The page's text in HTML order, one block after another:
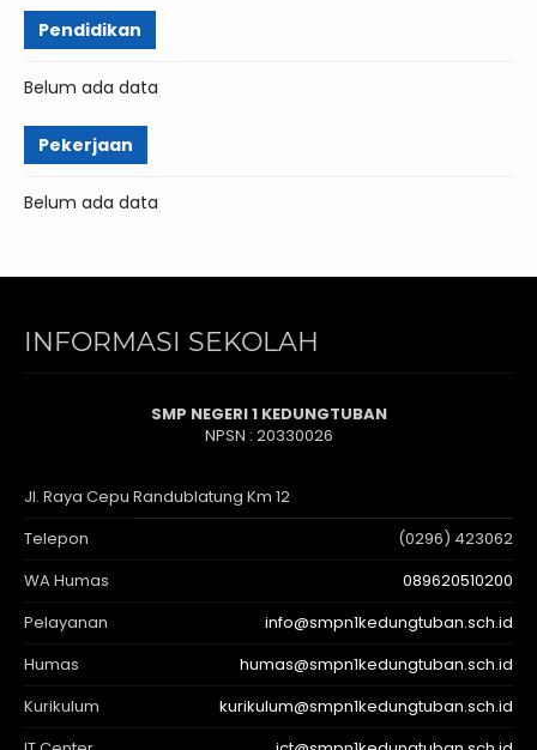
Pendidikan
Belum ada data
Pekerjaan
Belum ada data
INFORMASI SEKOLAH
SMP NEGERI 1 KEDUNGTUBAN
NPSN : 20330026
Jl. Raya Cepu Randublatung Km 12
Telepon
(0296) 423062
WA Humas
089620510200
Pelayanan
info@smpn1kedungtuban.sch.id
Humas
humas@smpn1kedungtuban.sch.id
Kurikulum
kurikulum@smpn1kedungtuban.sch.id